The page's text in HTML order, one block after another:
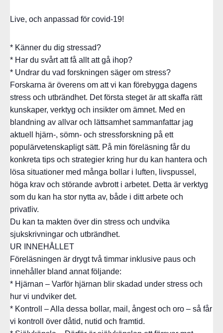
Live, och anpassad för covid-19!
* Känner du dig stressad?
* Har du svårt att få allt att gå ihop?
* Undrar du vad forskningen säger om stress?
Forskarna är överens om att vi kan förebygga dagens
stress och utbrändhet. Det första steget är att skaffa rätt
kunskaper, verktyg och insikter om ämnet. Med en
blandning av allvar och lättsamhet sammanfattar jag
aktuell hjärn-, sömn- och stressforskning på ett
populärvetenskapligt sätt. På min föreläsning får du
konkreta tips och strategier kring hur du kan hantera och
lösa situationer med många bollar i luften, livspussel,
höga krav och störande avbrott i arbetet. Detta är verktyg
som du kan ha stor nytta av, både i ditt arbete och
privatliv.
Du kan ta makten över din stress och undvika
sjukskrivningar och utbrändhet.
UR INNEHÅLLET
Föreläsningen är drygt två timmar inklusive paus och
innehåller bland annat följande:
* Hjärnan – Varför hjärnan blir skadad under stress och
hur vi undviker det.
* Kontroll – Alla dessa bollar, mail, ångest och oro – så får
vi kontroll över dåtid, nutid och framtid.